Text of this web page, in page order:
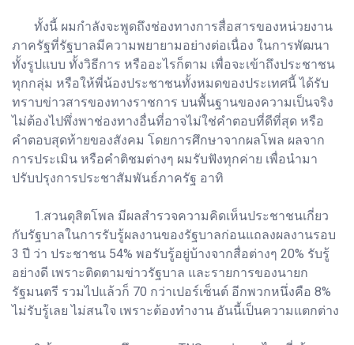
ทั้งนี้ ผมกำลังจะพูดถึงช่องทางการสื่อสารของหน่วยงาน
ภาครัฐที่รัฐบาลมีความพยายามอย่างต่อเนื่อง ในการพัฒนา
ทั้งรูปแบบ ทั้งวิธีการ หรืออะไรก็ตาม เพื่อจะเข้าถึงประชาชน
ทุกกลุ่ม หรือให้พี่น้องประชาชนทั้งหมดของประเทศนี้ ได้รับ
ทราบข่าวสารของทางราชการ บนพื้นฐานของความเป็นจริง
ไม่ต้องไปพึ่งพาช่องทางอื่นที่อาจไม่ใช่คำตอบที่ดีที่สุด หรือ
คำตอบสุดท้ายของสังคม โดยการศึกษาจากผลโพล ผลจาก
การประเมิน หรือคำติชมต่างๆ ผมรับฟังทุกค่าย เพื่อนำมา
ปรับปรุงการประชาสัมพันธ์ภาครัฐ อาทิ
1.สวนดุสิตโพล มีผลสำรวจความคิดเห็นประชาชนเกี่ยว
กับรัฐบาลในการรับรู้ผลงานของรัฐบาลก่อนแถลงผลงานรอบ
3 ปี ว่า ประชาชน 54% พอรับรู้อยู่บ้างจากสื่อต่างๆ 20% รับรู้
อย่างดี เพราะติดตามข่าวรัฐบาล และรายการของนายก
รัฐมนตรี รวมไปแล้วก็ 70 กว่าเปอร์เซ็นต์ อีกพวกหนึ่งคือ 8%
ไม่รับรู้เลย ไม่สนใจ เพราะต้องทำงาน อันนี้เป็นความแตกต่าง